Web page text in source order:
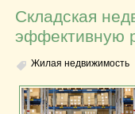
Складская
эффективную
Жилая недвижимость